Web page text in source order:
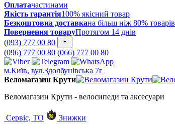
Оплатачастинами
Якість гарантія100% якісний товар
Безкоштовна доставкана більш ніж 80% товарів
Повернення товаруПротягом 14 днів
(093) 777 00 80
(096) 777 00 80 (066) 777 00 80
м.Київ, вул.Здолбунівська 7г
Веломагазин Крути
Веломагазин Крути - велосипеди та аксесуари
Сервіс, ТО
Знижки